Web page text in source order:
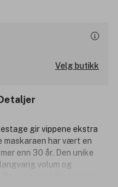
Velg butikk
gir vippene ekstra
maskaraen har vært en
enn 30 år. Den unike
volum og